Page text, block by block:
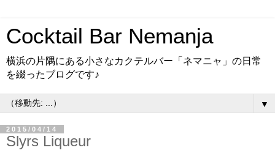
Cocktail Bar Nemanja
横浜の片隅にある小さなカクテルバー「ネマニャ」の日常
を綴ったブログです♪
▼
2015/04/14
Slyrs Liqueur